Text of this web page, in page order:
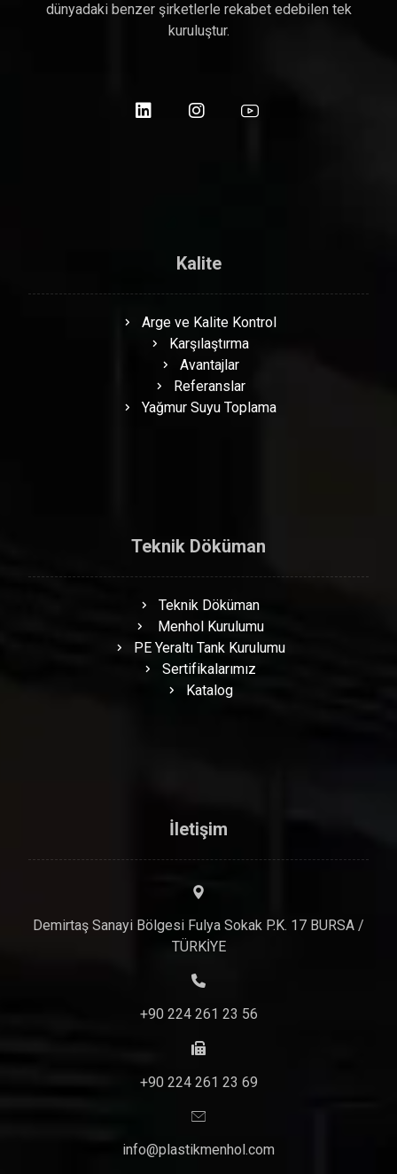
dünyadaki benzer şirketlerle rekabet edebilen tek
kuruluştur.
Kalite
Arge ve Kalite Kontrol
Karşılaştırma
Avantajlar
Referanslar
Yağmur Suyu Toplama
Teknik Döküman
Teknik Döküman
Menhol Kurulumu
PE Yeraltı Tank Kurulumu
Sertifikalarımız
Katalog
İletişim
Demirtaş Sanayi Bölgesi Fulya Sokak P.K. 17 BURSA /
TÜRKİYE
+90 224 261 23 56
+90 224 261 23 69
info@plastikmenhol.com